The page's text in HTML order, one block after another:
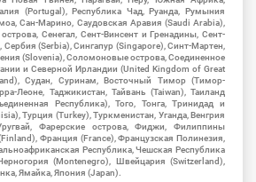
(Portugal), Республика Чад, Руанда, Румыния
Сан-Марино, Саудовская Аравия (Saudi Arabia),
Сенегал, Сент-Винсент и Гренадины, Сент-
Сербия (Serbia), Сингапур (Singapore), Синт-Мартен,
(Slovenia), Соломоновые острова, Соединенное
и Северной Ирландии (United Kingdom of Great
Судан, Суринам, Восточный Тимор (Тимор-
Леоне, Таджикистан, Тайвань (Taiwan), Таиланд
Республика), Того, Тонга, Тринидад и
Турция (Turkey), Туркменистан, Уганда, Венгрия
Фарерские острова, Фиджи, Филиппины
Франция (France), Французская Полинезия,
Республика, Чешская Республика
(Montenegro), Швейцария (Switzerland),
Ямайка, Япония (Japan).